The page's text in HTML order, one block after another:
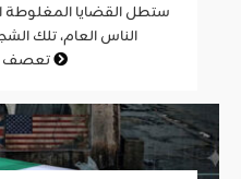
الناس العام، تلك
تعصف